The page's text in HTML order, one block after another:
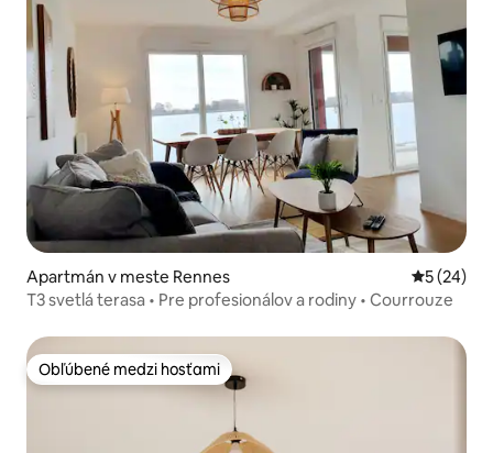
Apartmán v meste Rennes
5 (24)
T3 svetlá terasa • Pre profesionálov a rodiny • Courrouze
Obľúbené medzi hosťami
Obľúbené medzi hosťami